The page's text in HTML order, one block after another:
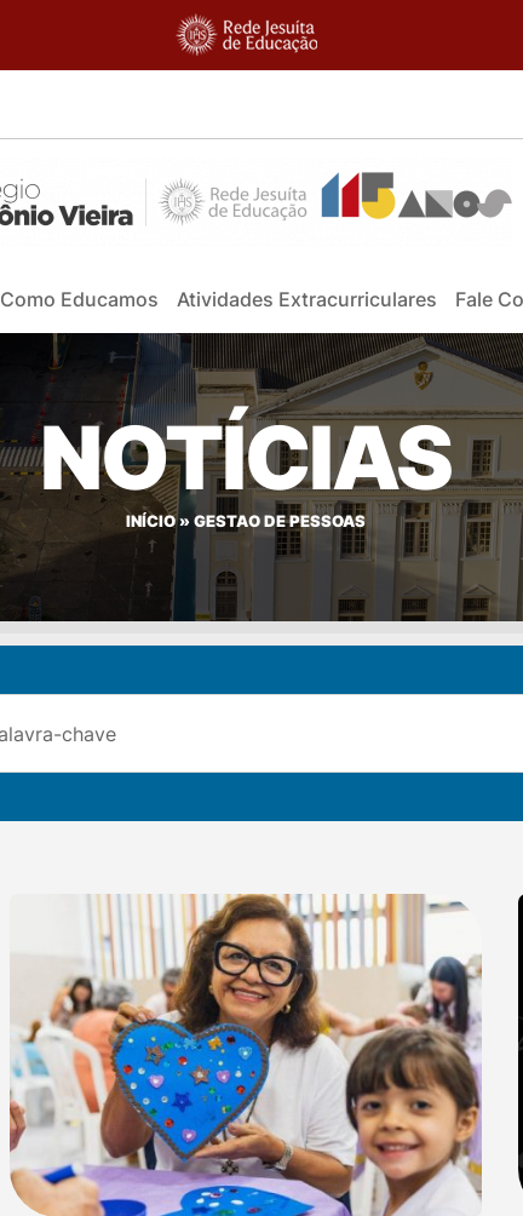
Como Educamos Atividades Extracurriculares Fale
NOTÍCIAS
INÍCIO» GESTAO DE PESSOAS